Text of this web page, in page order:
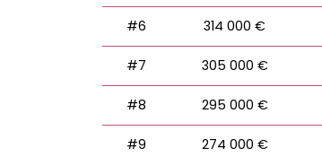
#6 314 000 €
#7 305 000 €
#8 295 000 €
#9 274 000 €